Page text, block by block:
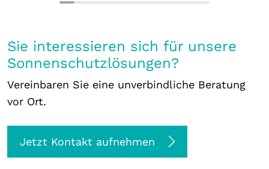
Sie interessieren sich für unsere
Sonnenschutzlösungen?
Vereinbaren Sie eine unverbindliche Beratung
vor Ort.
Jetzt Kontakt aufnehmen